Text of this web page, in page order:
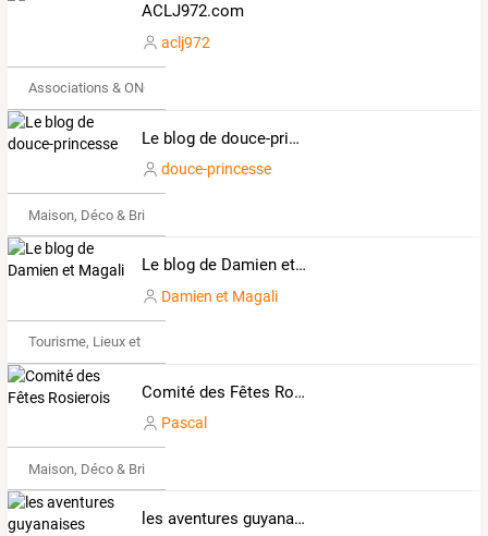
ACLJ972.com
aclj972
Associations & ONG
Le blog de douce-princesse
douce-princesse
Maison, Déco & Bricolage
Le blog de Damien et Magali
Damien et Magali
Tourisme, Lieux et Événements
Comité des Fêtes Rosierois
Pascal
Maison, Déco & Bricolage
les aventures guyanaises